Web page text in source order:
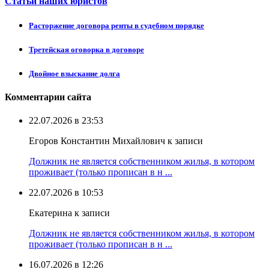
Расторжение договора ренты в судебном порядке
Третейская оговорка в договоре
Двойное взыскание долга
Комментарии сайта
22.07.2026 в 23:53
Егоров Константин Михайлович к записи
Должник не является собственником жилья, в котором
проживает (только прописан в н ...
22.07.2026 в 10:53
Екатерина к записи
Должник не является собственником жилья, в котором
проживает (только прописан в н ...
16.07.2026 в 12:26